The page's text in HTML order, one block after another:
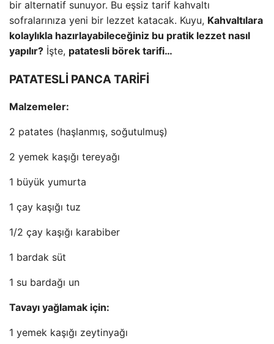
bir alternatif sunuyor. Bu eşsiz tarif kahvaltı
sofralarınıza yeni bir lezzet katacak. Kuyu, Kahvaltılara
kolaylıkla hazırlayabileceğiniz bu pratik lezzet nasıl
yapılır? İşte, patatesli börek tarifi…
PATATESLİ PANCA TARİFİ
Malzemeler:
2 patates (haşlanmış, soğutulmuş)
2 yemek kaşığı tereyağı
1 büyük yumurta
1 çay kaşığı tuz
1/2 çay kaşığı karabiber
1 bardak süt
1 su bardağı un
Tavayı yağlamak için:
1 yemek kaşığı zeytinyağı